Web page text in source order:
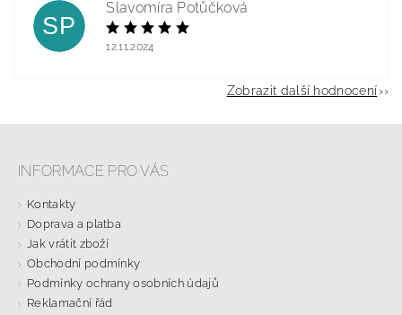
SP
Slavomíra Potůčková
12.11.2024
Zobrazit další hodnocení
INFORMACE PRO VÁS
Kontakty
Doprava a platba
Jak vrátit zboží
Obchodní podmínky
Podmínky ochrany osobních údajů
Reklamační řád